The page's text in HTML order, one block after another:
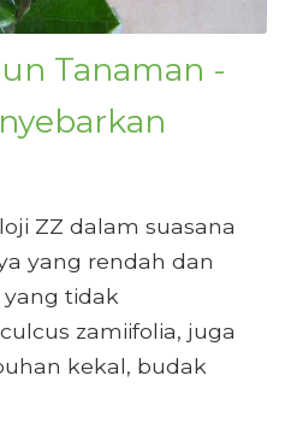
Tanaman -
ZZ dalam suasana
yang rendah dan
yang tidak
zamiifolia, juga
kekal, budak